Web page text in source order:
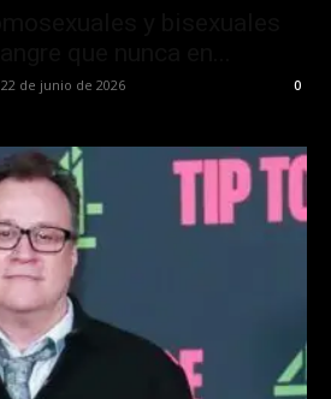
22 de junio de 2026 0